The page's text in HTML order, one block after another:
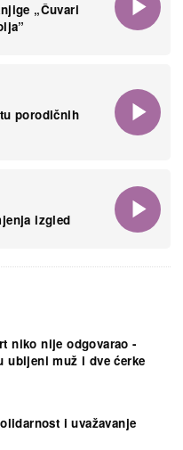
„Čuvari
porodičnih
izgled
niko nije odgovarao -
ubijeni muž i dve ćerke
i uvažavanje